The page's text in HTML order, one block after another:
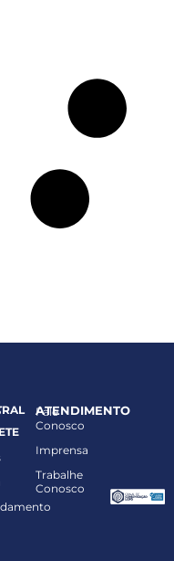
ATENDIMENTO
Fale
Conosco
Imprensa
Trabalhe
Conosco